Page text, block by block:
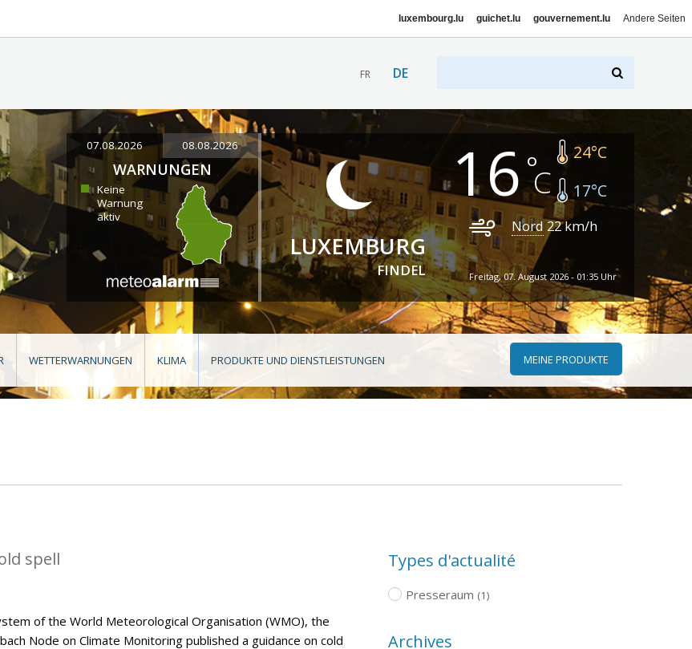
luxembourg.lu guichet.lu gouvernement.lu Andere Seiten
FR DE
07.08.2026 08.08.2026
WARNUNGEN
Keine
Warnung
aktiv
LUXEMBURG
FINDEL
16 24°C
17°C
Nord 22km/h
Freitag, 07. August 2026 - 01:35 Uhr
WETTERWARNUNGEN KLIMA PRODUKTE UND DIENSTLEISTUNGEN MEINE PRODUKTE
spell
of the World Meteorological Organisation (WMO), the
Node on Climate Monitoring published a guidance on cold
Types d'actualité
Presseraum (1)
Archives